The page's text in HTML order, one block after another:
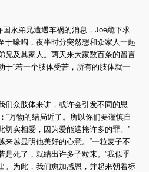
国永弟兄遭遇车祸的消息，Joe跪下求
于嚎啕，夜半时分突然想和众家人一起
兄及其家人。两天来大家数百条的留言
于“若一个肢体受苦，所有的肢体就一
们众肢体来讲，或许会引发不同的思
“万物的结局近了。所以你们要谨慎自
切实相爱，因为爱能遮掩许多的罪。”
来越显明他美好的心意。“一粒麦子不
是死了，就结出许多子粒来。”我似乎
。为此，我们愈加感恩，并起来朝着标